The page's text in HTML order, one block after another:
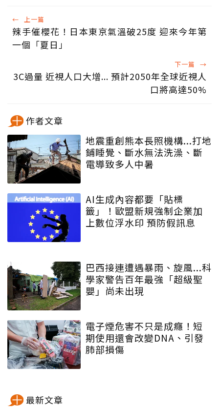
← 上一篇
辣手催櫻花！日本東京氣溫破25度 迎來今年第
一個「夏日」
下一篇 →
3C過量 近視人口大增... 預計2050年全球近視人
口將高達50%
作者文章
地震重創熊本長照機構...打地
鋪睡覺、斷水無法洗澡、斷
電導致多人中暑
AI生成內容都要「貼標
籤」！歐盟新規強制企業加
上數位浮水印 預防假訊息
巴西接連遭遇暴雨、旋風...科
學家警告百年最強「超級聖
嬰」尚未出現
電子煙危害不只是成癮！短
期使用還會改變DNA、引發
肺部損傷
最新文章